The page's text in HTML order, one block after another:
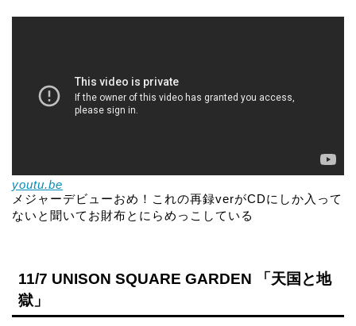
youtu.be
メジャーデビューおめ！これの再録verがCDにしか入って
ないと聞いてお財布とにらめっこしている
11/7 UNISON SQUARE GARDEN 「天国と地
獄」